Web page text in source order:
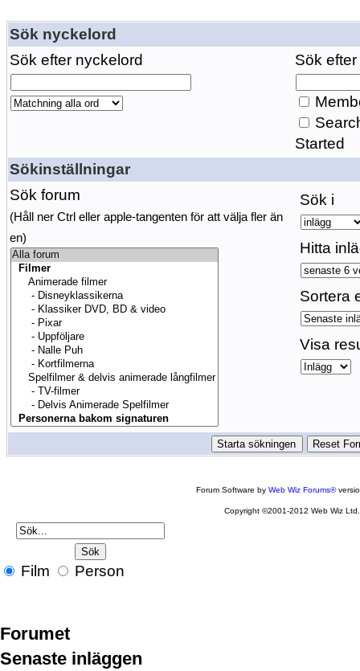
Sök nyckelord
Sök efter nyckelord
Sök
Started
Sökinställningar
Sök forum
(Håll ner Ctrl eller apple-tangenten för att välja fler än
en)
Sök i
Hitta
Sortera
Visa
Forum Software byWeb Wiz Forums®
Copyright ©2001-2012 Web Wiz Ltd.
Film Person
Forumet
Senaste inläggen